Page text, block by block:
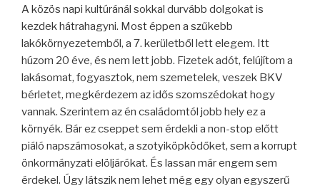
A közös napi kultúránál sokkal durvább dolgokat is
kezdek hátrahagyni. Most éppen a szűkebb
lakókörnyezetemből, a 7. kerületből lett elegem. Itt
húzom 20 éve, és nem lett jobb. Fizetek adót, felújítom a
lakásomat, fogyasztok, nem szemetelek, veszek BKV
bérletet, megkérdezem az idős szomszédokat hogy
vannak. Szerintem az én családomtól jobb hely ez a
környék. Bár ez cseppet sem érdekli a non-stop előtt
piáló napszámosokat, a szotyiköpködőket, sem a korrupt
önkormányzati elöljárókat. És lassan már engem sem
érdekel. Úgy látszik nem lehet még egy olyan egyszerű